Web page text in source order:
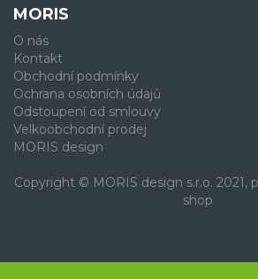
MORIS
O nás
Kontakt
Obchodní podmínky
Ochrana osobních údajů
Odstoupení od smlouvy
Velkoobchodní prodej
MORIS design
Copyright © MORIS design s.r.o. 2021,
shop